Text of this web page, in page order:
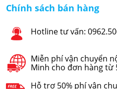
Chính sách bán hàng
Hotline tư vấn:
Miễn phí vận chuyển
Minh cho đơn hàng từ
Hỗ trợ 50% phí vận